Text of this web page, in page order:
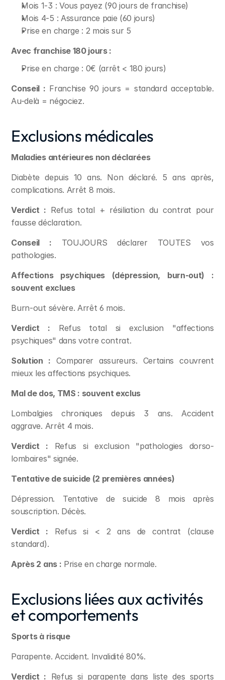
Mois 1-3 : Vous payez (90 jours de franchise)
Mois 4-5 : Assurance paie (60 jours)
Prise en charge : 2 mois sur 5
Avec franchise 180 jours :
Prise en charge : 0€ (arrêt < 180 jours)
Conseil : Franchise 90 jours = standard acceptable.
Au-delà = négociez.
Exclusions médicales
Maladies antérieures non déclarées
Diabète depuis 10 ans. Non déclaré. 5 ans après,
complications. Arrêt 8 mois.
Verdict : Refus total + résiliation du contrat pour
fausse déclaration.
Conseil : TOUJOURS déclarer TOUTES vos
pathologies.
Affections psychiques (dépression, burn-out) :
souvent exclues
Burn-out sévère. Arrêt 6 mois.
Verdict : Refus total si exclusion "affections
psychiques" dans votre contrat.
Solution : Comparer assureurs. Certains couvrent
mieux les affections psychiques.
Mal de dos, TMS : souvent exclus
Lombalgies chroniques depuis 3 ans. Accident
aggrave. Arrêt 4 mois.
Verdict : Refus si exclusion "pathologies dorso-
lombaires" signée.
Tentative de suicide (2 premières années)
Dépression. Tentative de suicide 8 mois après
souscription. Décès.
Verdict : Refus si < 2 ans de contrat (clause
standard).
Après 2 ans : Prise en charge normale.
Exclusions liées aux activités
et comportements
Sports à risque
Parapente. Accident. Invalidité 80%.
Verdict : Refus si parapente dans liste des sports